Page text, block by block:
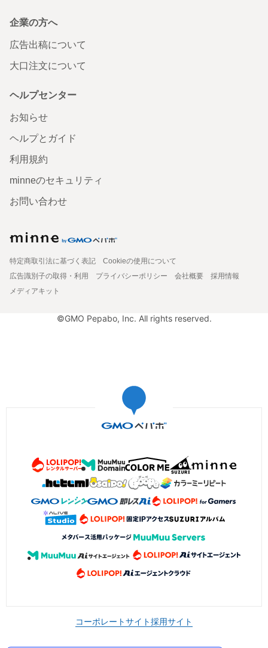
企業の方へ
広告出稿について
大口注文について
ヘルプセンター
お知らせ
ヘルプとガイド
利用規約
minneのセキュリティ
お問い合わせ
特定商取引法に基づく表記
Cookieの使用について
広告識別子の取得・利用
プライバシーポリシー 会社概要
採用情報
メディアキット
©GMO Pepabo, Inc. All rights reserved.
コーポレートサイト採用サイト